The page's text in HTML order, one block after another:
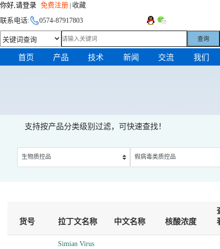
你好,请登录 免费注册 收藏
联系电话: 0574-87917803
查询
首页 产品 技术 新闻 交流 我们
支持按产品分类级别过滤，可快速查找！
货号 拉丁文名称 中文名称 核酸浓度
Simian Virus